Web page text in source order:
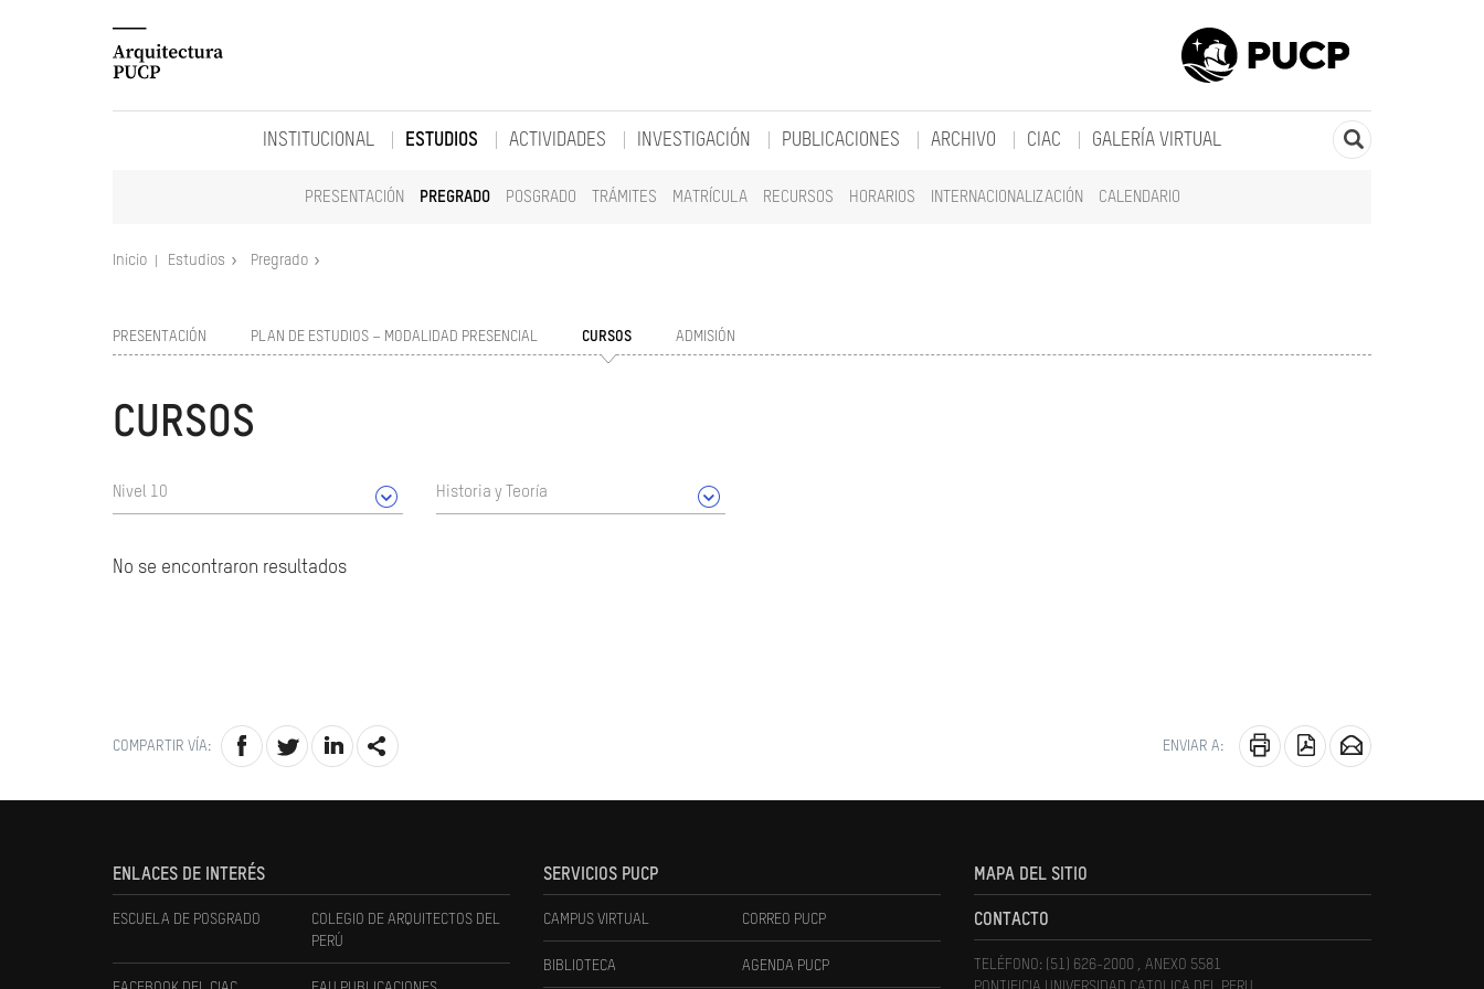
INSTITUCIONAL ESTUDIOS
PRESENTACIÓN PREGRADO POSGRADO TRÁMITES MATRÍCULA RECURSOS HORARIOS INTERNACIONALIZACIÓN CALENDARIO
ACTIVIDADES INVESTIGACIÓN PUBLICACIONES ARCHIVO CIAC GALERÍA VIRTUAL
Inicio Estudios Pregrado
PRESENTACIÓN PLAN DE ESTUDIOS – MODALIDAD PRESENCIAL CURSOS ADMISIÓN
CURSOS
Nivel 10 Historia y Teoría
No se encontraron resultados
COMPARTIR VÍA: ENVIAR A:
ENLACES DE INTERÉS
ESCUELA DE POSGRADO
COLEGIO DE ARQUITECTOS DEL
PERÚ
SERVICIOS PUCP
CAMPUS VIRTUAL CORREO PUCP
BIBLIOTECA AGENDA PUCP
MAPA DEL SITIO
CONTACTO
TELÉFONO: (51) 626-2000 , ANEXO 5581